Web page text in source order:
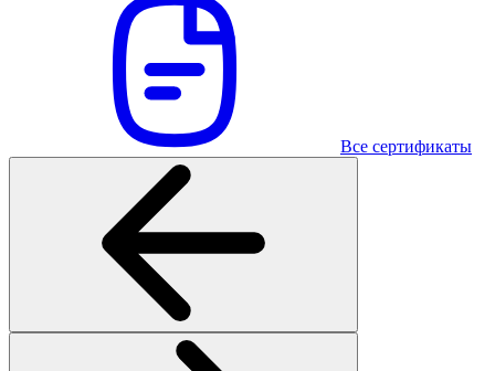
Все сертификаты